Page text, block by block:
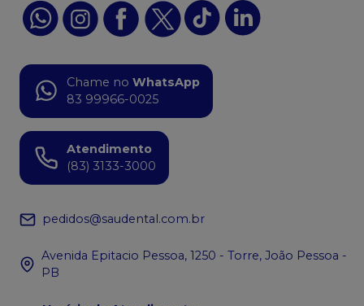
Chame no WhatsApp
83 99966-0025
Atendimento
(83) 3133-3000
pedidos@saudental.com.br
Avenida Epitacio Pessoa, 1250 - Torre, João Pessoa -
PB